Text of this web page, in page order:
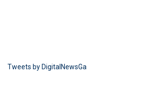
Tweets by DigitalNewsGa